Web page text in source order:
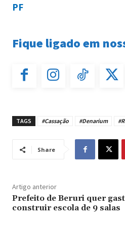
PF
Fique ligado em
TAGS #Cassação #Denarium
Share
Artigo anterior
Prefeito de Beruri quer
construir escola de 9 salas